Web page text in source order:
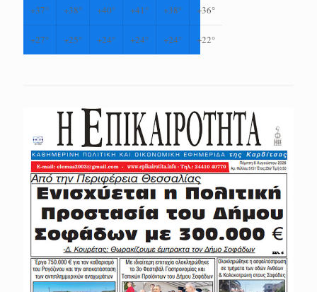
+37° +38° +40° +41° +38° +36°
+27° +25° +24° +24° +24° +22°